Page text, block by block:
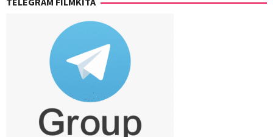
Shimomura
Takashi
Mamezuka,
Takashi
Suhara
Takuro
Takahashi,
Yuji
Shimizu